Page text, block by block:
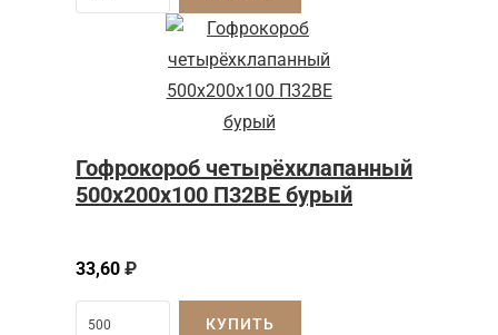
Гофрокороб четырёхклапанный
500x200x100 П32BE бурый
33,60 ₽
КУПИТЬ